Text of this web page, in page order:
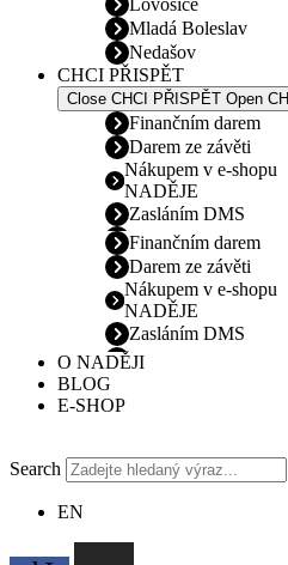
Mladá Boleslav
Nedašov
CHCI PŘISPĚT
Close CHCI PŘISPĚT Open
Finančním darem
Darem ze závěti
Nákupem v e-shopu
NADĚJE
Zasláním DMS
Finančním darem
Darem ze závěti
Nákupem v e-shopu
NADĚJE
Zasláním DMS
O NADĚJI
BLOG
E-SHOP
Search
EN